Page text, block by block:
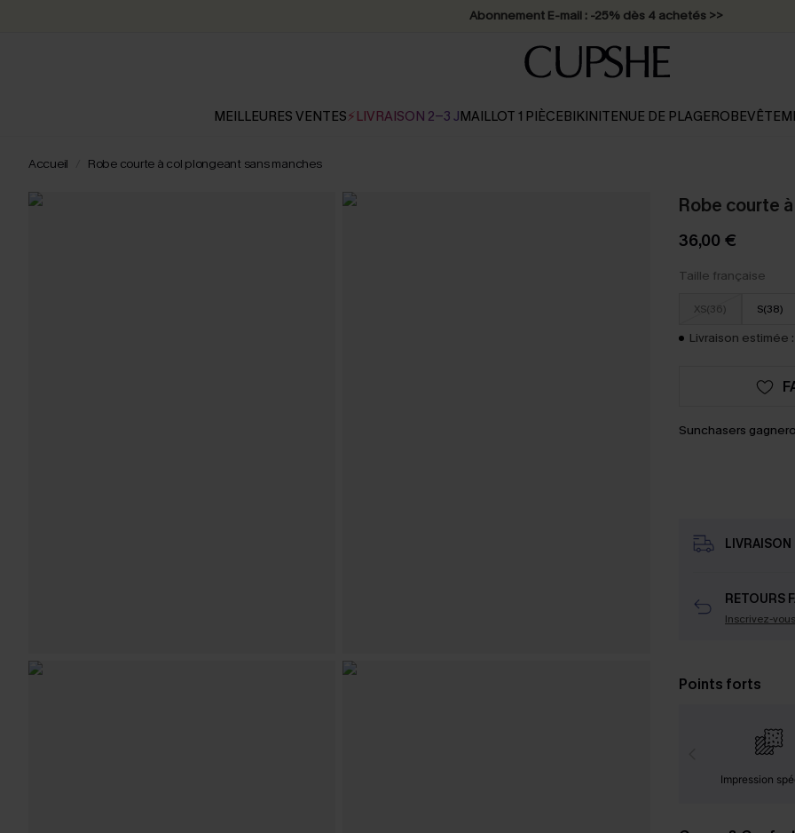
Abonnement E-mail : -25% dès 4 achetés >>
MEILLEURES VENTES⚡LIVRAISON 2-3 JMAILLOT 1 PIÈCEBIKINITENUE DE PLAGEROBE
Accueil Robe courte à col plongeant sans manches
Robe courte
36,00 €
Taille française
XS(36) S(38)
Livraison estimée
Sunchasers
RETOURS
Inscrivez-
Points forts
Impression